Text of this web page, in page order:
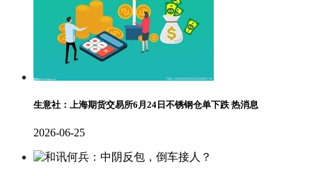
生意社：上海期货交易所6月24日不锈钢仓单下跌 热消息
2026-06-25